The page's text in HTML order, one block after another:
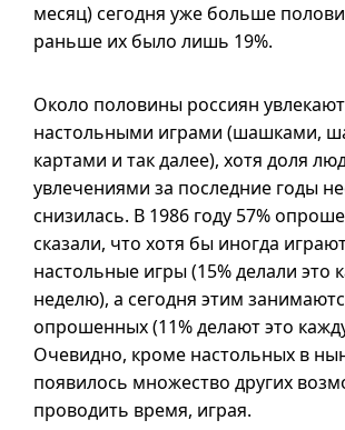
месяц) сегодня уже больше
раньше их было лишь 19%.
Около половины россиян
настольными играми (шашками,
картами и так далее), хотя доля
увлечениями за последние годы
снизилась. В 1986 году 57%
сказали, что хотя бы иногда
настольные игры (15% делали это
неделю), а сегодня этим
опрошенных (11% делают это
Очевидно, кроме настольных в
появилось множество других
проводить время, играя.